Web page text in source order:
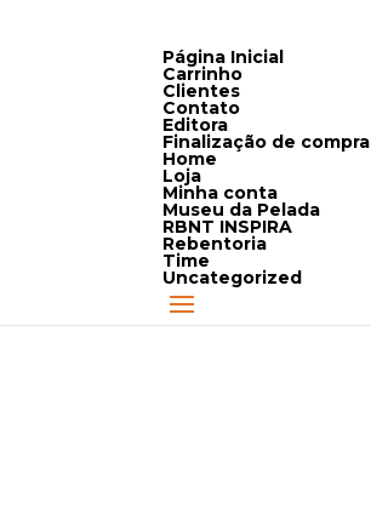
Página Inicial
Carrinho
Clientes
Contato
Editora
Finalização de compra
Home
Loja
Minha conta
Museu da Pelada
RBNT INSPIRA
Rebentoria
Time
Uncategorized